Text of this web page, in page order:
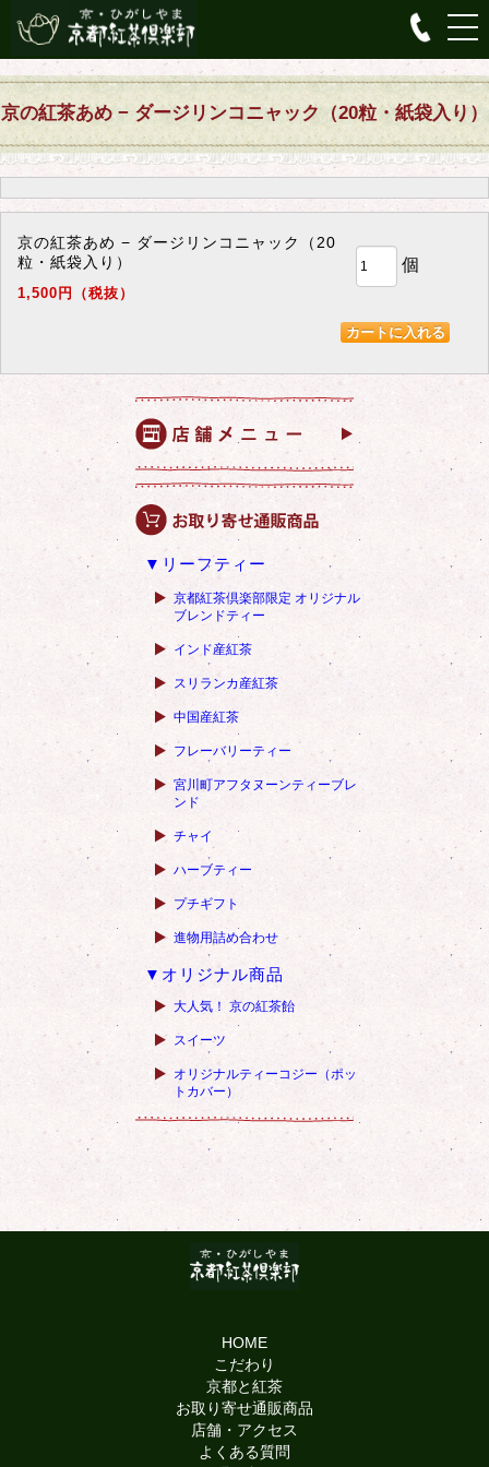
京の紅茶あめ − ダージリンコニャック（20粒・紙袋入り）
京の紅茶あめ − ダージリンコニャック（20
粒・紙袋入り）
1,500円（税抜）
個
▼リーフティー
京都紅茶倶楽部限定 オリジナル
ブレンドティー
インド産紅茶
スリランカ産紅茶
中国産紅茶
フレーバリーティー
宮川町アフタヌーンティーブレ
ンド
チャイ
ハーブティー
プチギフト
進物用詰め合わせ
▼オリジナル商品
大人気！ 京の紅茶飴
スイーツ
オリジナルティーコジー（ポッ
トカバー）
HOME
こだわり
京都と紅茶
お取り寄せ通販商品
店舗・アクセス
よくある質問